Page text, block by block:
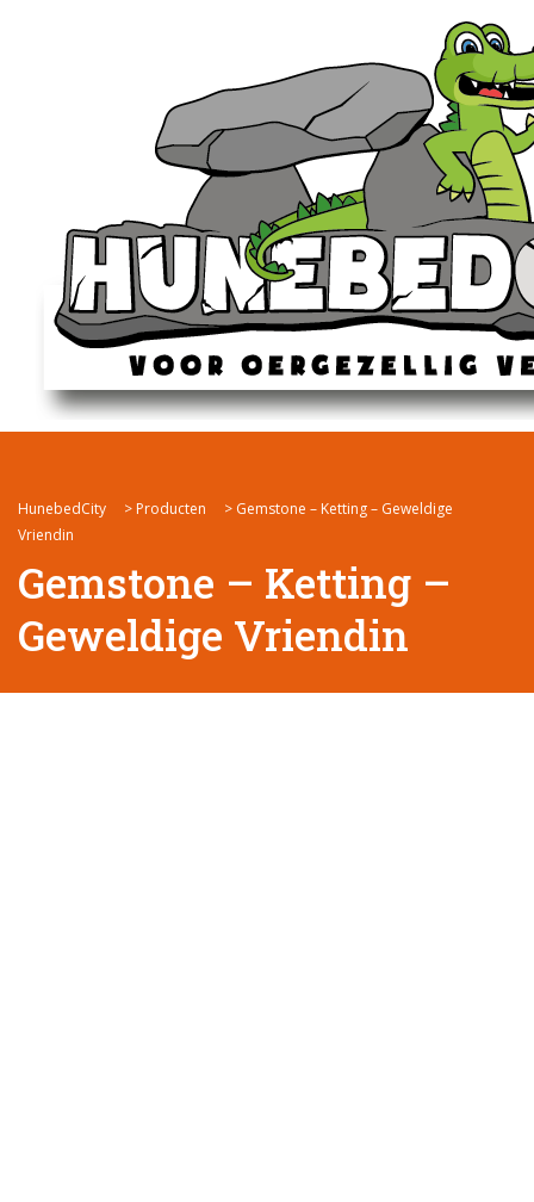
HunebedCity > Producten > Gemstone – Ketting – Geweldige
Vriendin
Gemstone – Ketting –
Geweldige Vriendin